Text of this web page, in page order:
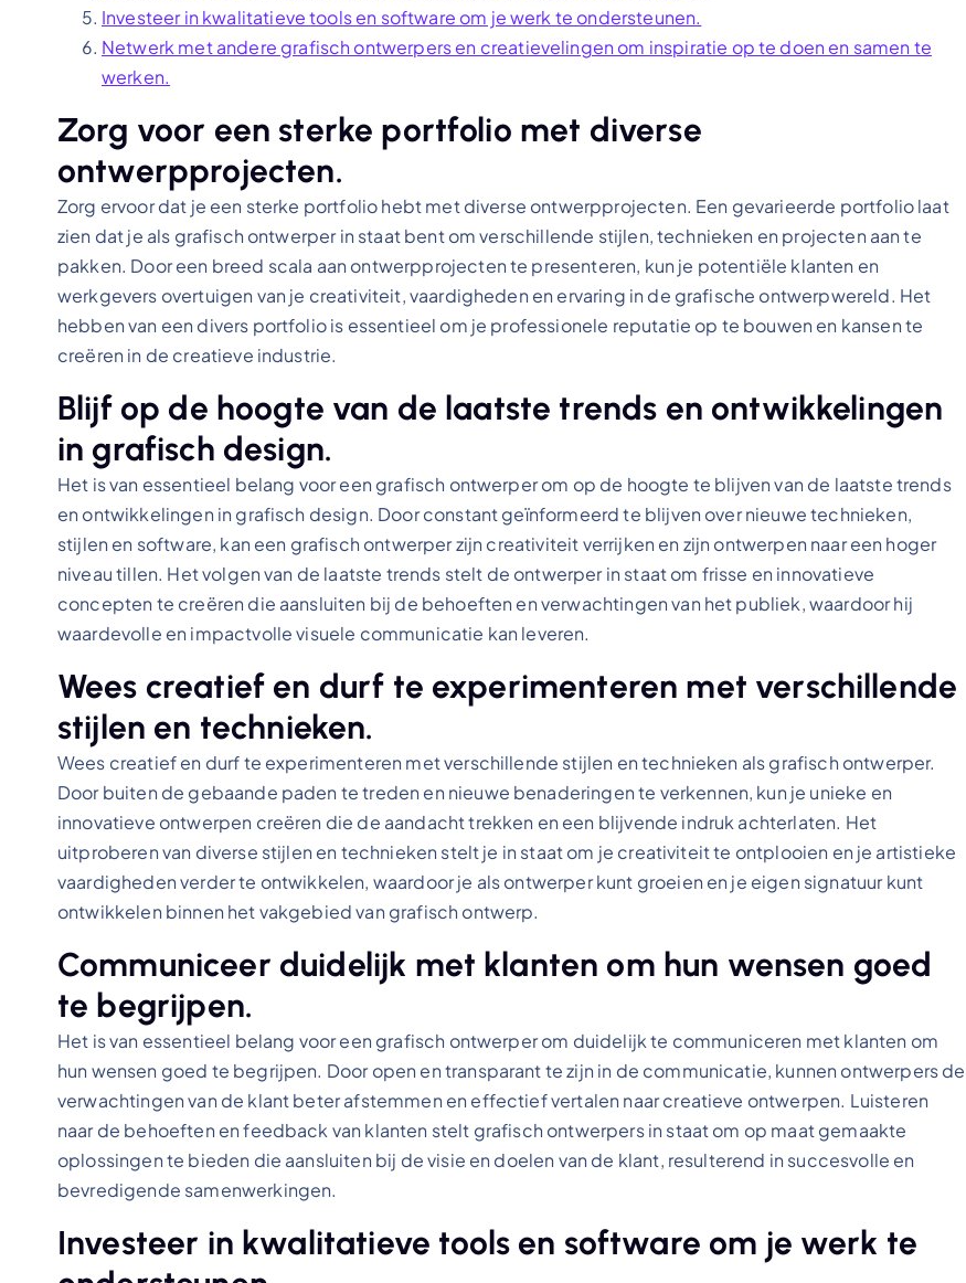
Investeer in kwalitatieve tools en software om je werk te ondersteunen.
Netwerk met andere grafisch ontwerpers en creatievelingen om inspiratie op te doen en samen te
werken.
Zorg voor een sterke portfolio met diverse
ontwerpprojecten.
Zorg ervoor dat je een sterke portfolio hebt met diverse ontwerpprojecten. Een gevarieerde portfolio laat
zien dat je als grafisch ontwerper in staat bent om verschillende stijlen, technieken en projecten aan te
pakken. Door een breed scala aan ontwerpprojecten te presenteren, kun je potentiële klanten en
werkgevers overtuigen van je creativiteit, vaardigheden en ervaring in de grafische ontwerpwereld. Het
hebben van een divers portfolio is essentieel om je professionele reputatie op te bouwen en kansen te
creëren in de creatieve industrie.
Blijf op de hoogte van de laatste trends en ontwikkelingen
in grafisch design.
Het is van essentieel belang voor een grafisch ontwerper om op de hoogte te blijven van de laatste trends
en ontwikkelingen in grafisch design. Door constant geïnformeerd te blijven over nieuwe technieken,
stijlen en software, kan een grafisch ontwerper zijn creativiteit verrijken en zijn ontwerpen naar een hoger
niveau tillen. Het volgen van de laatste trends stelt de ontwerper in staat om frisse en innovatieve
concepten te creëren die aansluiten bij de behoeften en verwachtingen van het publiek, waardoor hij
waardevolle en impactvolle visuele communicatie kan leveren.
Wees creatief en durf te experimenteren met verschillende
stijlen en technieken.
Wees creatief en durf te experimenteren met verschillende stijlen en technieken als grafisch ontwerper.
Door buiten de gebaande paden te treden en nieuwe benaderingen te verkennen, kun je unieke en
innovatieve ontwerpen creëren die de aandacht trekken en een blijvende indruk achterlaten. Het
uitproberen van diverse stijlen en technieken stelt je in staat om je creativiteit te ontplooien en je artistieke
vaardigheden verder te ontwikkelen, waardoor je als ontwerper kunt groeien en je eigen signatuur kunt
ontwikkelen binnen het vakgebied van grafisch ontwerp.
Communiceer duidelijk met klanten om hun wensen goed
te begrijpen.
Het is van essentieel belang voor een grafisch ontwerper om duidelijk te communiceren met klanten om
hun wensen goed te begrijpen. Door open en transparant te zijn in de communicatie, kunnen ontwerpers de
verwachtingen van de klant beter afstemmen en effectief vertalen naar creatieve ontwerpen. Luisteren
naar de behoeften en feedback van klanten stelt grafisch ontwerpers in staat om op maat gemaakte
oplossingen te bieden die aansluiten bij de visie en doelen van de klant, resulterend in succesvolle en
bevredigende samenwerkingen.
Investeer in kwalitatieve tools en software om je werk te